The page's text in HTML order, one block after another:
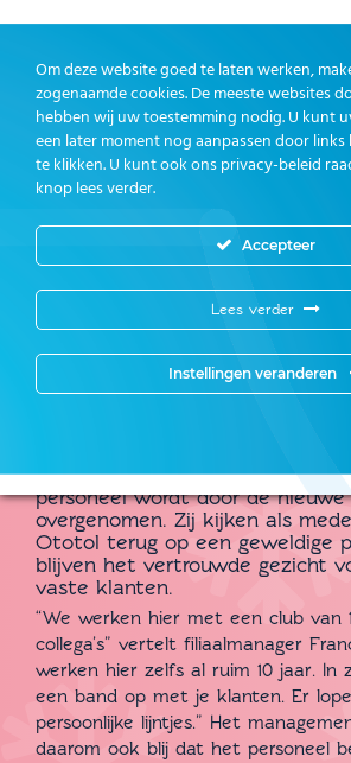
Ototol neemt
Vaanweg
Rotterdam – Per 7 januari 2019
Vaanweg. Na de veiling van het
overeenkomst voor exploitatie
personeel wordt door de
overgenomen. Zij kijken als
Ototol terug op een geweldige
blijven het vertrouwde gezicht
vaste klanten.
“We werken hier met een club van
collega’s” vertelt filiaalmanager
werken hier zelfs al ruim 10 jaar. In
een band op met je klanten. Er
persoonlijke lijntjes.” Het
daarom ook blij dat het personeel
Om deze website goed te laten werken,
zogenaamde cookies. De meeste websites
hebben wij uw toestemming nodig. U kunt
een later moment nog aanpassen door
te klikken. U kunt ook ons privacy-beleid
knop lees verder.
Accepteer
Lees verder
Instellingen veranderen